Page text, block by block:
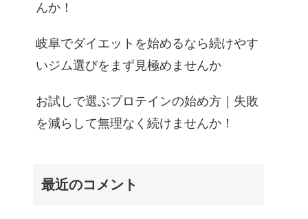
んか！
岐阜でダイエットを始めるなら続けやす
いジム選びをまず見極めませんか
お試しで選ぶプロテインの始め方｜失敗
を減らして無理なく続けませんか！
最近のコメント